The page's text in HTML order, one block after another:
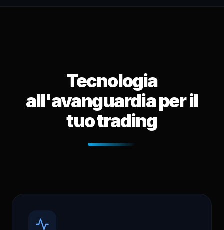
Tecnologia
all'avanguardia per il
tuo trading